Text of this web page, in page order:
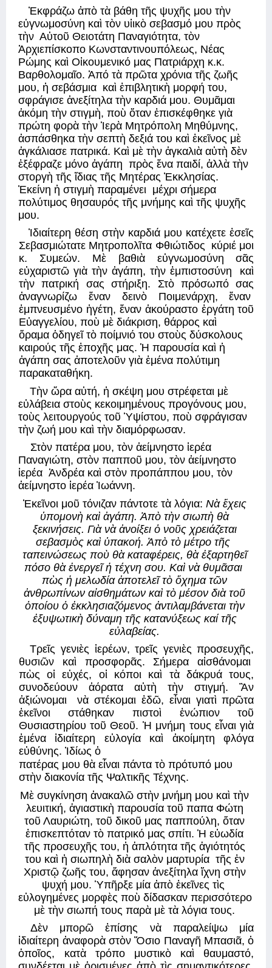
Ἐκφράζω ἀπὸ τὰ βάθη τῆς ψυχῆς μου τὴν
εὐγνωμοσύνη καὶ τὸν υἱικὸ σεβασμό μου πρὸς
τὴν  Αὐτοῦ Θειοτάτη Παναγιότητα, τὸν
Ἀρχιεπίσκοπο Κωνσταντινουπόλεως, Νέας
Ρώμης καὶ Οἰκουμενικό μας Πατριάρχη κ.κ.
Βαρθολομαῖο. Ἀπό τὰ πρῶτα χρόνια τῆς ζωῆς
μου, ἡ σεβάσμια  καὶ ἐπιβλητικὴ μορφή του,
σφράγισε ἀνεξίτηλα τὴν καρδιά μου. Θυμᾶμαι
ἀκόμη τὴν στιγμὴ, ποὺ ὅταν ἐπισκέφθηκε γιὰ
πρώτη φορὰ τὴν Ἱερὰ Μητρόπολη Μηθύμνης,
ἀσπάσθηκα τὴν σεπτὴ δεξιά του καὶ ἐκεῖνος μὲ
ἀγκάλιασε πατρικά. Καὶ μὲ τὴν ἀγκαλιὰ αὐτὴ δὲν
ἐξέφραζε μόνο ἀγάπη  πρὸς ἕνα παιδί, ἀλλὰ τὴν
στοργὴ τῆς ἴδιας τῆς Μητέρας Ἐκκλησίας.
Ἐκείνη ἡ στιγμὴ παραμένει  μέχρι σήμερα
πολύτιμος θησαυρός τῆς μνήμης καὶ τῆς ψυχῆς
μου.
Ἰδιαίτερη θέση στὴν καρδιά μου κατέχετε ἐσεῖς
Σεβασμιώτατε Μητροπολῖτα Φθιώτιδος  κύριέ μοι
κ. Συμεών. Μὲ βαθιὰ εὐγνωμοσύνη σᾶς
εὐχαριστῶ γιὰ τὴν ἀγάπη, τὴν ἐμπιστοσύνη  καὶ
τὴν πατρική σας στήριξη. Στὸ πρόσωπό σας
ἀναγνωρίζω ἕναν δεινὸ Ποιμενάρχη, ἕναν
ἐμπνευσμένο ἡγέτη, ἕναν ἀκούραστο ἐργάτη τοῦ
Εὐαγγελίου, ποὺ μὲ διάκριση, θάρρος καὶ
ὅραμα ὁδηγεῖ τὸ ποίμνιό του στοὺς δύσκολους
καιρούς τῆς ἐποχῆς μας. Ἡ παρουσία καὶ ἡ
ἀγάπη σας ἀποτελοῦν γιὰ ἐμένα πολύτιμη
παρακαταθήκη.
Τὴν ὥρα αὐτή, ἡ σκέψη μου στρέφεται μὲ
εὐλάβεια στοὺς κεκοιμημένους προγόνους μου,
τοὺς λειτουργούς τοῦ Ὑψίστου, ποὺ σφράγισαν
τὴν ζωή μου καὶ τὴν διαμόρφωσαν.
Στὸν πατέρα μου, τὸν ἀείμνηστο ἱερέα
Παναγιώτη, στὸν παπποῦ μου, τὸν ἀείμνηστο
ἱερέα  Ἀνδρέα καὶ στὸν προπάππου μου, τὸν
ἀείμνηστο ἱερέα Ἰωάννη.
Ἐκεῖνοι μοῦ τόνιζαν πάντοτε τὰ λόγια: Νὰ ἔχεις
ὑπομονὴ καὶ ἀγάπη. Ἀπὸ τὴν σιωπὴ θὰ
ξεκινήσεις. Γιὰ νὰ ἀνοίξει ὁ νοῦς χρειάζεται
σεβασμὸς καὶ ὑπακοή. Ἀπὸ τὸ μέτρο τῆς
ταπεινώσεως ποὺ θὰ καταφέρεις, θὰ ἐξαρτηθεῖ
πόσο θὰ ἐνεργεῖ ἡ τέχνη σου. Καὶ νὰ θυμᾶσαι
πὼς ἡ μελωδία ἀποτελεῖ τὸ ὄχημα τῶν
ἀνθρωπίνων αἰσθημάτων καὶ τὸ μέσον διὰ τοῦ
ὁποίου ὁ ἐκκλησιαζόμενος ἀντιλαμβάνεται τὴν
ἐξυψωτικὴ δύναμη τῆς κατανύξεως καί τῆς
εὐλαβείας.
Τρεῖς γενιὲς ἱερέων, τρεῖς γενιὲς προσευχῆς,
θυσιῶν καὶ προσφορᾶς. Σήμερα αἰσθάνομαι
πὼς οἱ εὐχές, οἱ κόποι καὶ τὰ δάκρυά τους,
συνοδεύουν ἀόρατα αὐτὴ τὴν στιγμή. Ἂν
ἀξιώνομαι  νὰ στέκομαι ἐδῶ, εἶναι γιατὶ πρῶτα
ἐκεῖνοι στάθηκαν πιστοὶ ἐνώπιον τοῦ
Θυσιαστηρίου τοῦ Θεοῦ. Ἡ μνήμη τους εἶναι γιὰ
ἐμένα ἰδιαίτερη εὐλογία καὶ ἀκοίμητη φλόγα
εὐθύνης. Ἰδίως ὁ
πατέρας μου θὰ εἶναι πάντα τὸ πρότυπό μου
στὴν διακονία τῆς Ψαλτικῆς Τέχνης.
Μὲ συγκίνηση ἀνακαλῶ στὴν μνήμη μου καὶ τὴν
λευιτική, ἁγιαστικὴ παρουσία τοῦ παπα Φώτη
τοῦ Λαυριώτη, τοῦ δικοῦ μας παππούλη, ὅταν
ἐπισκεπτόταν τὸ πατρικό μας σπίτι. Ἡ εὐωδία
τῆς προσευχῆς του, ἡ ἁπλότητα τῆς ἁγιότητός
του καὶ ἡ σιωπηλὴ διὰ σαλὸν μαρτυρία  τῆς ἐν
Χριστῷ ζωῆς του, ἄφησαν ἀνεξίτηλα ἴχνη στὴν
ψυχή μου. Ὑπῆρξε μία ἀπὸ ἐκεῖνες τὶς
εὐλογημένες μορφὲς ποὺ δίδασκαν περισσότερο
μὲ τὴν σιωπή τους παρὰ μὲ τὰ λόγια τους.
Δὲν μπορῶ ἐπίσης νὰ παραλείψω μία
ἰδιαίτερη ἀναφορὰ στὸν Ὅσιο Παναγῆ Μπασιᾶ, ὁ
ὁποῖος, κατὰ τρόπο μυστικὸ καὶ θαυμαστό,